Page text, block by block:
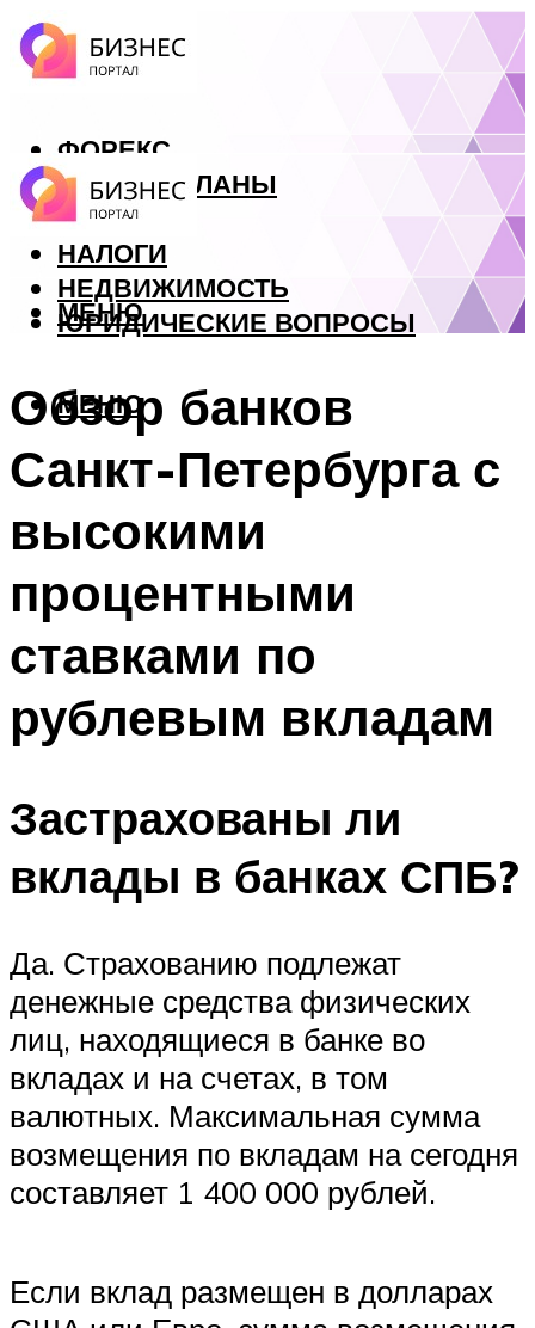
ФОРЕКС
БИЗНЕС ПЛАНЫ
КРЕДИТЫ
НАЛОГИ
НЕДВИЖИМОСТЬ
ЮРИДИЧЕСКИЕ ВОПРОСЫ
МЕНЮ
МЕНЮ
Обзор банков
Санкт-Петербурга с
высокими
процентными
ставками по
рублевым вкладам
Застрахованы ли
вклады в банках СПБ?
Да. Страхованию подлежат
денежные средства физических
лиц, находящиеся в банке во
вкладах и на счетах, в том
валютных. Максимальная сумма
возмещения по вкладам на сегодня
составляет 1 400 000 рублей.
Если вклад размещен в долларах